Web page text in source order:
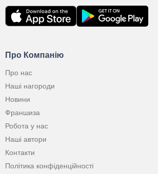
Про Компанію
Про нас
Наші нагороди
Новини
Франшиза
Робота у нас
Наші автори
Контакти
Політика конфіденційності